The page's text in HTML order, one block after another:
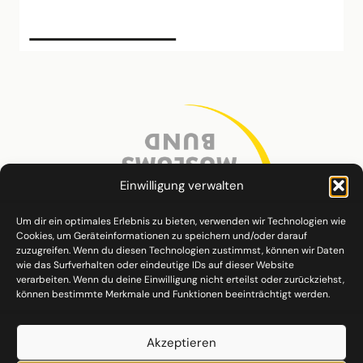
Einwilligung verwalten
Um dir ein optimales Erlebnis zu bieten, verwenden wir Technologien wie
Cookies, um Geräteinformationen zu speichern und/oder darauf
zuzugreifen. Wenn du diesen Technologien zustimmst, können wir Daten
wie das Surfverhalten oder eindeutige IDs auf dieser Website
verarbeiten. Wenn du deine Einwilligung nicht erteilst oder zurückziehst,
können bestimmte Merkmale und Funktionen beeinträchtigt werden.
Akzeptieren